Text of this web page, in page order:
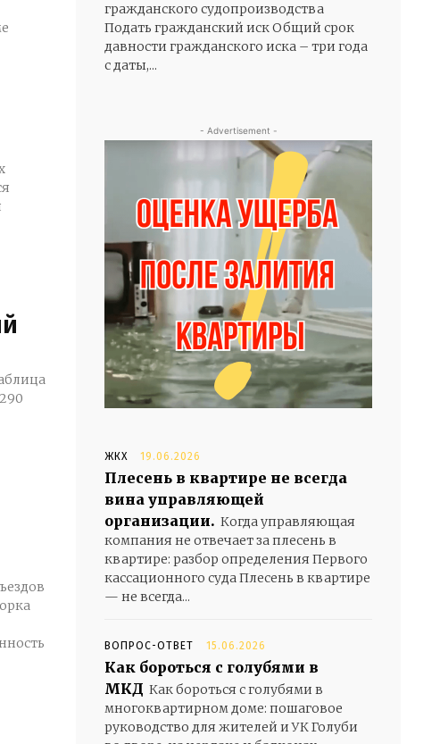
гражданского судопроизводства
Подать гражданский иск Общий срок
давности гражданского иска – три года
с даты,...
- Advertisement -
ЖКХ 19.06.2026
Плесень в квартире не всегда
вина управляющей
организации. Когда управляющая
компания не отвечает за плесень в
квартире: разбор определения Первого
кассационного суда Плесень в квартире
— не всегда...
ВОПРОС-ОТВЕТ 15.06.2026
Как бороться с голубями в
МКД Как бороться с голубями в
многоквартирном доме: пошаговое
руководство для жителей и УК Голуби